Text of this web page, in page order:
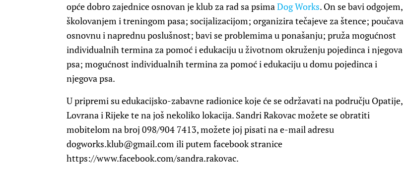
opće dobro zajednice osnovan je klub za rad sa psimaDog Works. On se bavi odgojem,
školovanjem i treningom pasa; socijalizacijom; organizira tečajeve za štence; poučava
osnovnu i naprednu poslušnost; bavi se problemima u ponašanju; pruža mogućnost
individualnih termina za pomoć i edukaciju u životnom okruženju pojedinca i njegova
psa; mogućnost individualnih termina za pomoć i edukaciju u domu pojedinca i
njegova psa.
U pripremi su edukacijsko-zabavne radionice koje će se održavati na području Opatije,
Lovrana i Rijeke te na još nekoliko lokacija. Sandri Rakovac možete se obratiti
mobitelom na broj 098/904 7413, možete joj pisati na e-mail adresu
dogworks.klub@gmail.comili putem facebook stranice
https://www.facebook.com/sandra.rakovac.